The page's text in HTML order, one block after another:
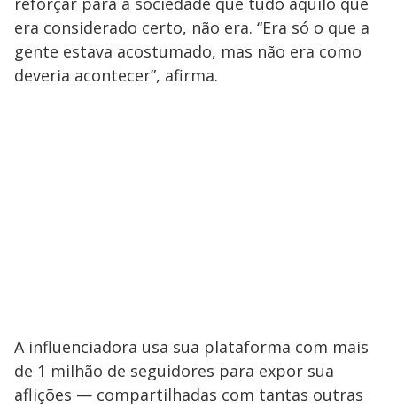
era considerado certo, não era. “Era só o que a
gente estava acostumado, mas não era como
deveria acontecer”, afirma.
A influenciadora usa sua plataforma com mais
de 1 milhão de seguidores para expor sua
aflições — compartilhadas com tantas outras